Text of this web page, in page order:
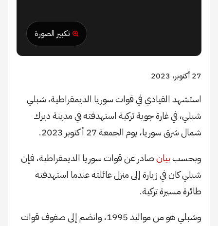
تكبير الصورة
27 أكتوبر، 2023
استشهد القيادي في قوات سوريا الديمقراطية، شبلي
شبلي، في غارة جوية تركية استهدفته في مدينة ديرك
شمال شرق سوريا، يوم الجمعة 27 أكتوبر 2023.
وبحسببيانصادر عن قوات سوريا الديمقراطية، فإن
شبلي كان في زيارة إلى منزل عائلته عندما استهدفته
طائرة مسيرة تركية.
وشبلي هو من مواليد 1995، وانضم إلى صفوف قوات